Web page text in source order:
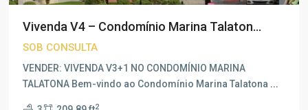
Vivenda V4 – Condomínio Marina Talaton...
SOB CONSULTA
VENDER: VIVENDA V3+1 NO CONDOMÍNIO MARINA
TALATONA Bem-vindo ao Condomínio Marina Talatona ...
2